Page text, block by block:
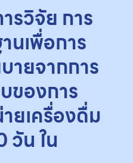
รวิจัย การ
นเพื่อการ
ายจากการ
ของการ
ยเครื่องดื่ม
วัน ใน